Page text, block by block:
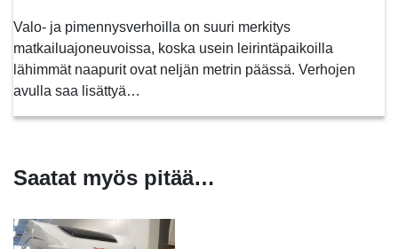
Valo- ja pimennysverhoilla on suuri merkitys
matkailuajoneuvoissa, koska usein leirintäpaikoilla
lähimmät naapurit ovat neljän metrin päässä. Verhojen
avulla saa lisättyä…
Saatat myös pitää…